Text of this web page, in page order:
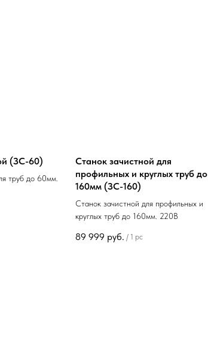
(ЗС-60)
труб до 60мм.
Станок зачистной для
профильных и круглых труб до
160мм (ЗС-160)
Станок зачистной для профильных и
круглых труб до 160мм. 220В
89 999 руб. / 1 pc